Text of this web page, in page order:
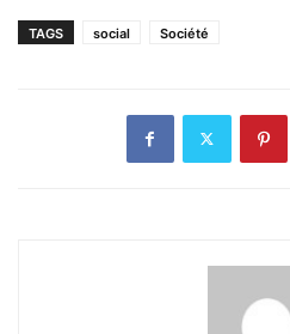
TAGS social Société